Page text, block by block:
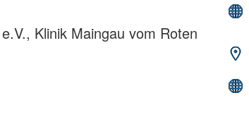
Klinik Maingau vom Roten